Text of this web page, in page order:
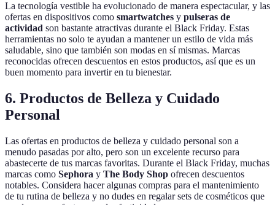
La tecnología vestible ha evolucionado de manera espectacular, y las
ofertas en dispositivos como smartwatches y pulseras de
actividad son bastante atractivas durante el Black Friday. Estas
herramientas no solo te ayudan a mantener un estilo de vida más
saludable, sino que también son modas en sí mismas. Marcas
reconocidas ofrecen descuentos en estos productos, así que es un
buen momento para invertir en tu bienestar.
6. Productos de Belleza y Cuidado
Personal
Las ofertas en productos de belleza y cuidado personal son a
menudo pasadas por alto, pero son un excelente recurso para
abastecerte de tus marcas favoritas. Durante el Black Friday, muchas
marcas como Sephora y The Body Shop ofrecen descuentos
notables. Considera hacer algunas compras para el mantenimiento
de tu rutina de belleza y no dudes en regalar sets de cosméticos que